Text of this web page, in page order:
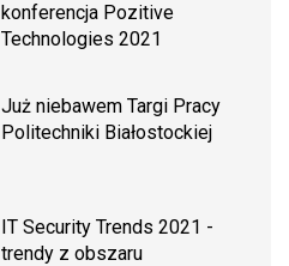
konferencja Pozitive
Technologies 2021
Już niebawem Targi Pracy
Politechniki Białostockiej
IT Security Trends 2021 -
trendy z obszaru